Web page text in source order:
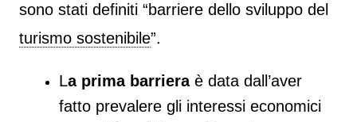
sono stati definiti “barriere dello sviluppo del
turismo sostenibile”.
La prima barrieraè data dall’aver
fatto prevalere gli interessi economici